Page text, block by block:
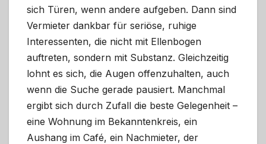
sich Türen, wenn andere aufgeben. Dann sind
Vermieter dankbar für seriöse, ruhige
Interessenten, die nicht mit Ellenbogen
auftreten, sondern mit Substanz. Gleichzeitig
lohnt es sich, die Augen offenzuhalten, auch
wenn die Suche gerade pausiert. Manchmal
ergibt sich durch Zufall die beste Gelegenheit –
eine Wohnung im Bekanntenkreis, ein
Aushang im Café, ein Nachmieter, der